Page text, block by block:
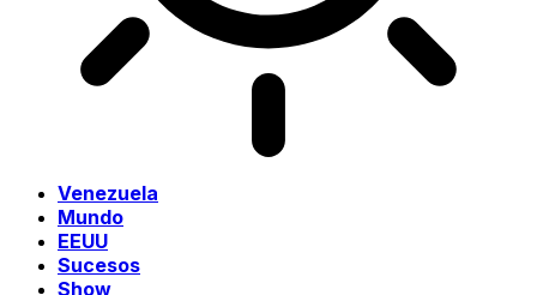
Venezuela
Mundo
EEUU
Sucesos
Show